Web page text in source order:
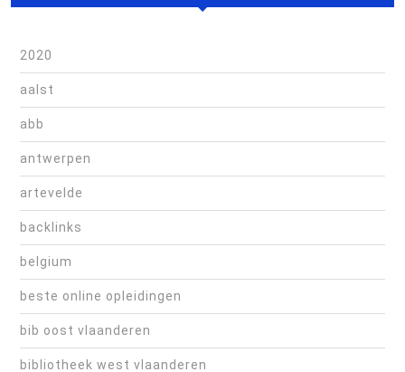
2020
aalst
abb
antwerpen
artevelde
backlinks
belgium
beste online opleidingen
bib oost vlaanderen
bibliotheek west vlaanderen